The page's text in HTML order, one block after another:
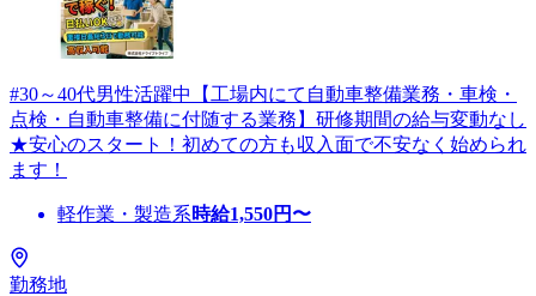
#30～40代男性活躍中【工場内にて自動車整備業務・車検・
点検・自動車整備に付随する業務】研修期間の給与変動なし
★安心のスタート！初めての方も収入面で不安なく始められ
ます！
軽作業・製造系時給1,550円〜
勤務地